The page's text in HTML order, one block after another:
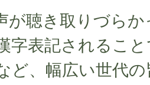
が聴き取りづら
字表記されるこ
ど、幅広い世代